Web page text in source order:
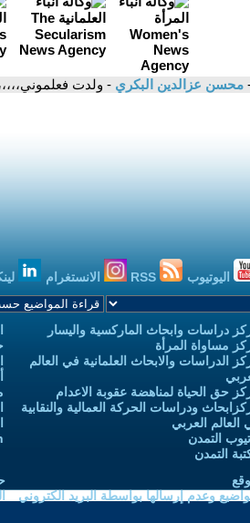
محسن عزالدين البكري - ولدت
اليوتيوب الانستغرام
دراسات وابحاث الماركسية واليسار
مساواة المرأة
الدراسات والابحاث العلمانية في العالم
حق الحياة لمناهضة عقوبة الاعدام
ودراسات الحركة العمالية والنقابية
العالم العربي
التمدن
التمدن
وعدم إرسالها بواسطة البريد الكتروني